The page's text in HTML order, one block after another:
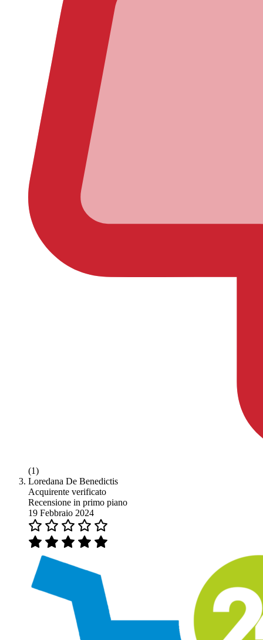
(1)
Loredana De Benedictis
Acquirente verificato
Recensione in primo piano
19 Febbraio 2024